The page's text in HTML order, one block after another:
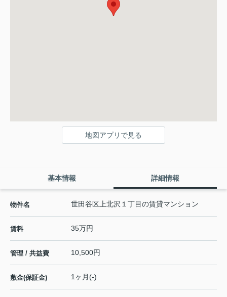
地図アプリで見る
基本情報 詳細情報
物件名 世田谷区上北沢１丁目の賃貸マンション
賃料 35万円
管理 / 共益費 10,500円
敷金(保証金) 1ヶ月(-)